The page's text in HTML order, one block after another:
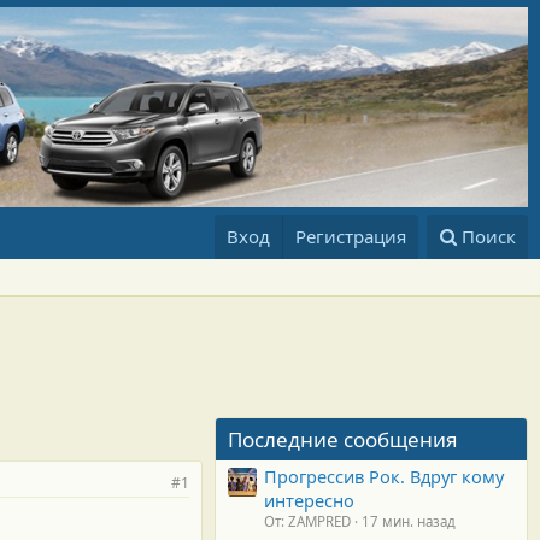
Вход Регистрация Поиск
#1
Последние сообщения
Прогрессив Рок. Вдруг кому
интересно
От: ZAMPRED 17 мин. назад